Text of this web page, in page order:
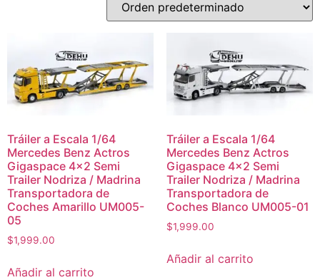
Tráiler a Escala 1/64
Mercedes Benz Actros
Gigaspace 4×2 Semi
Trailer Nodriza / Madrina
Transportadora de
Coches Amarillo UM005-
05
$1,999.00
Añadir al carrito
Tráiler a Escala 1/64
Mercedes Benz Actros
Gigaspace 4×2 Semi
Trailer Nodriza / Madrina
Transportadora de
Coches Blanco UM005-01
$1,999.00
Añadir al carrito